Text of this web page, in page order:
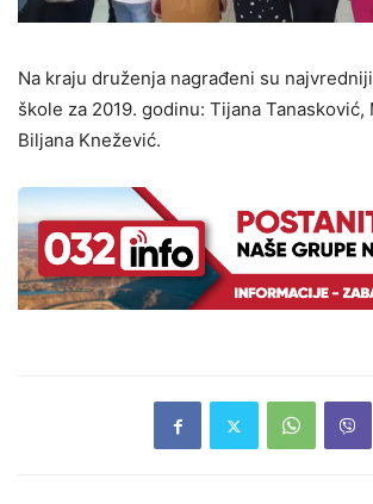
Na kraju druženja nagrađeni su
škole za 2019. godinu: Tijana Tanasković,
Biljana Knežević.